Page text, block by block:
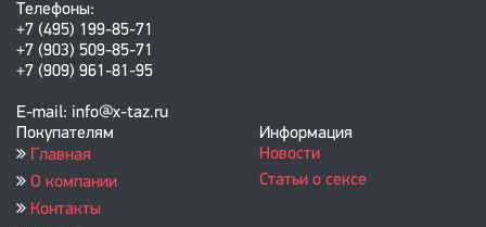
Телефоны:
+7 (495) 199-85-71
+7 (903) 509-85-71
+7 (909) 961-81-95
E-mail: info@x-taz.ru
Покупателям
Главная
О компании
Контакты
Информация
Новости
Статьи о сексе